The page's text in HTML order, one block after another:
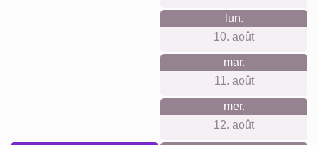
lun.
10. août
mar.
11. août
mer.
12. août